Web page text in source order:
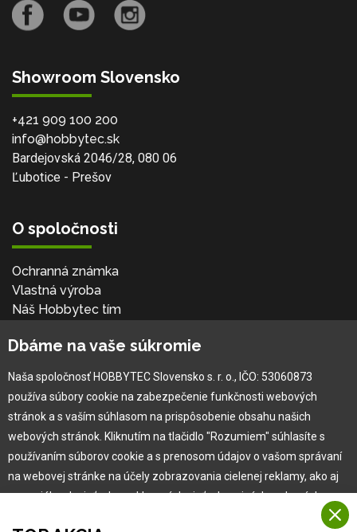
Showroom Slovensko
+421 909 100 200
info@hobbytec.sk
Bardejovská 2046/28, 080 06
Ľubotice - Prešov
O spoločnosti
Ochranná známka
Vlastná výroba
Náš Hobbytec tím
Naša história
Pre zákazníka
Garancia najlepšej ceny
Užívateľský manuál
Dbáme na vaše súkromie
Naša spoločnosť HOBBYTEC Slovensko s. r. o., IČO: 53060873
používa súbory cookie na zabezpečenie funkčnosti webových
stránok a s vaším súhlasom na prispôsobenie obsahu našich
webových stránok. Kliknutím na tlačidlo "Rozumiem" súhlasíte s
používaním súborov cookie a s prenosom údajov o vašom správaní
na webovej stránke na účely zobrazovania cielenej reklamy, ako aj
na sociálnych sieťach a reklamných sieťach na iných webových